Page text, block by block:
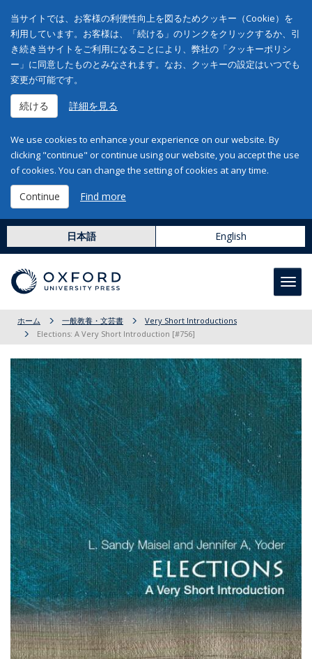
当サイトでは、お客様の利便性向上を図るためクッキー（Cookie）を
利用しています。お客様は、「続ける」のリンクをクリックするか、引
き続き当サイトをご利用になることにより、弊社の「クッキーポリシ
ー」に同意したものとみなされます。なお、クッキーの設定はいつでも
変更が可能です。
続ける 詳細を見る
We use cookies to enhance your experience on our website. By
clicking "continue" or continue using our website, you accept the use
of cookies. You can change the setting of cookies at any time.
Continue Find more
日本語 English
ホーム 一般教養・文芸書
Very Short Introductions
Elections: A Very Short Introduction [#756]